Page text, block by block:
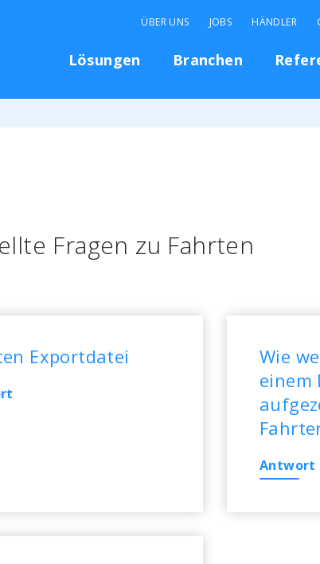
Lösungen Branchen
ÜBER UNS JOBS HÄNDLER
Fragen zu Fahrten
Exportdatei
Wie
einem
Antwort